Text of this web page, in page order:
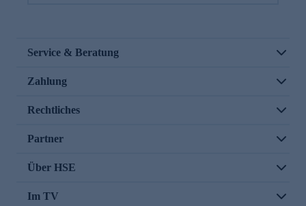
Service & Beratung
Zahlung
Rechtliches
Partner
Über HSE
Im TV